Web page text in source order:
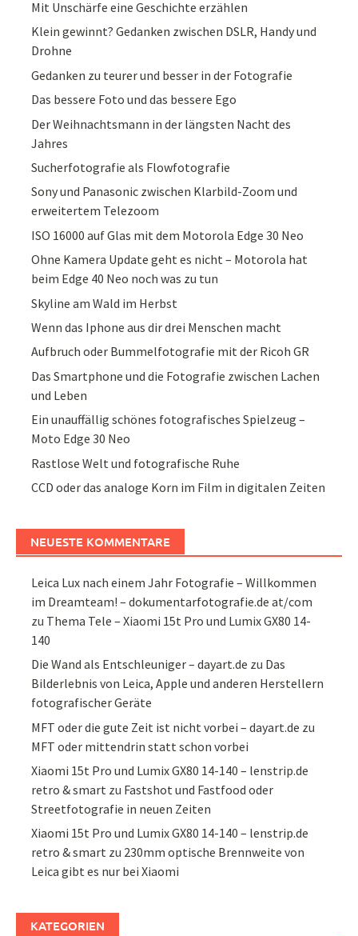
Mit Unschärfe eine Geschichte erzählen
Klein gewinnt? Gedanken zwischen DSLR, Handy und
Drohne
Gedanken zu teurer und besser in der Fotografie
Das bessere Foto und das bessere Ego
Der Weihnachtsmann in der längsten Nacht des
Jahres
Sucherfotografie als Flowfotografie
Sony und Panasonic zwischen Klarbild-Zoom und
erweitertem Telezoom
ISO 16000 auf Glas mit dem Motorola Edge 30 Neo
Ohne Kamera Update geht es nicht – Motorola hat
beim Edge 40 Neo noch was zu tun
Skyline am Wald im Herbst
Wenn das Iphone aus dir drei Menschen macht
Aufbruch oder Bummelfotografie mit der Ricoh GR
Das Smartphone und die Fotografie zwischen Lachen
und Leben
Ein unauffällig schönes fotografisches Spielzeug –
Moto Edge 30 Neo
Rastlose Welt und fotografische Ruhe
CCD oder das analoge Korn im Film in digitalen Zeiten
NEUESTE KOMMENTARE
Leica Lux nach einem Jahr Fotografie – Willkommen
im Dreamteam! – dokumentarfotografie.de at/com
zu Thema Tele – Xiaomi 15t Pro und Lumix GX80 14-
140
Die Wand als Entschleuniger – dayart.de zu Das
Bilderlebnis von Leica, Apple und anderen Herstellern
fotografischer Geräte
MFT oder die gute Zeit ist nicht vorbei – dayart.de zu
MFT oder mittendrin statt schon vorbei
Xiaomi 15t Pro und Lumix GX80 14-140 – lenstrip.de
retro & smart zu Fastshot und Fastfood oder
Streetfotografie in neuen Zeiten
Xiaomi 15t Pro und Lumix GX80 14-140 – lenstrip.de
retro & smart zu 230mm optische Brennweite von
Leica gibt es nur bei Xiaomi
KATEGORIEN